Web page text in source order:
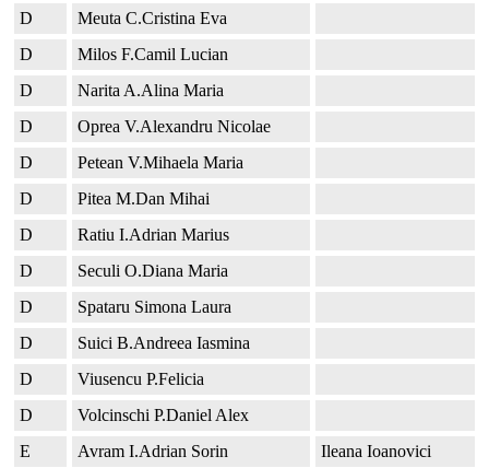
D
Meuta C.Cristina Eva
D
Milos F.Camil Lucian
D
Narita A.Alina Maria
D
Oprea V.Alexandru Nicolae
D
Petean V.Mihaela Maria
D
Pitea M.Dan Mihai
D
Ratiu I.Adrian Marius
D
Seculi O.Diana Maria
D
Spataru Simona Laura
D
Suici B.Andreea Iasmina
D
Viusencu P.Felicia
D
Volcinschi P.Daniel Alex
E
Avram I.Adrian Sorin
Ileana Ioanovici